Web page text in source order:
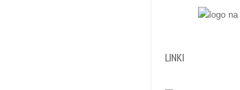
LINKI